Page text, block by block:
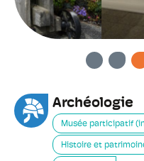
PRÉCÉDENT
SUIVANT
Archéologie
Musée participatif
Histoire et